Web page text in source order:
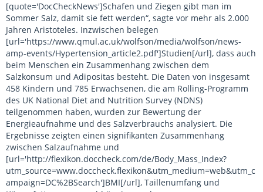
[quote='DocCheckNews']Schafen und Ziegen gibt man im
Sommer Salz, damit sie fett werden“, sagte vor mehr als 2.000
Jahren Aristoteles. Inzwischen belegen
[url='https://www.qmul.ac.uk/wolfson/media/wolfson/news-
amp-events/Hypertension_article2.pdf']Studien[/url], dass auch
beim Menschen ein Zusammenhang zwischen dem
Salzkonsum und Adipositas besteht. Die Daten von insgesamt
458 Kindern und 785 Erwachsenen, die am Rolling-Programm
des UK National Diet and Nutrition Survey (NDNS)
teilgenommen haben, wurden zur Bewertung der
Energieaufnahme und des Salzverbrauchs analysiert. Die
Ergebnisse zeigten einen signifikanten Zusammenhang
zwischen Salzaufnahme und
[url='http://flexikon.doccheck.com/de/Body_Mass_Index?
utm_source=www.doccheck.flexikon&utm_medium=web&utm_c
ampaign=DC%2BSearch']BMI[/url], Taillenumfang und